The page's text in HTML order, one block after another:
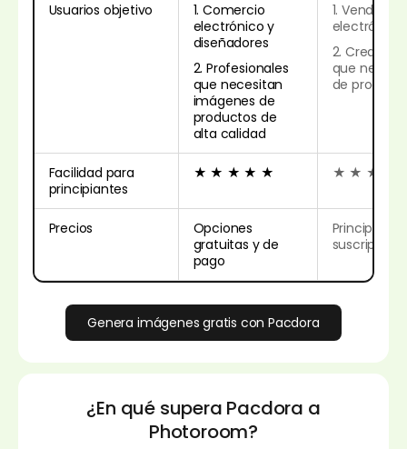
Usuarios objetivo
1. Comercio
electrónico y
diseñadores
2. Profesionales
que necesitan
imágenes de
productos de
alta calidad
1.
electrónico
2.
que
de
Facilidad para
principiantes
★ ★ ★ ★ ★ ★ ★ ★
Precios
Opciones
gratuitas y de
pago
suscripción
Genera imágenes gratis con Pacdora
¿En qué supera Pacdora a
Photoroom?